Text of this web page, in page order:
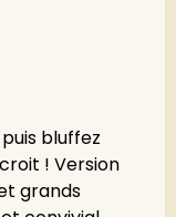
bluffez
! Version
grands